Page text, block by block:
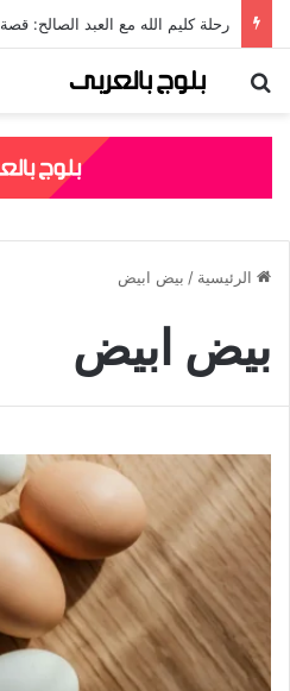
بحث عن
الرئيسية / بيض ابيض
بيض ابيض